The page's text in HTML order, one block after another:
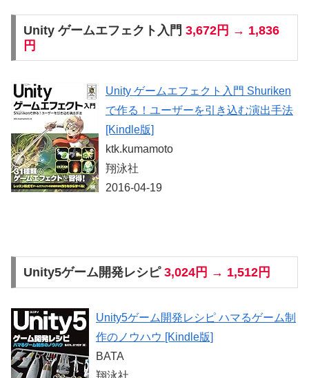
Unity ゲームエフェクト入門 3,672円 → 1,836
円
Unity ゲームエフェクト入門 Shuriken
で作る！ユーザーを引き込む演出手法
[Kindle版]
ktk.kumamoto
翔泳社
2016-04-19
Unity5ゲーム開発レシピ 3,024円 → 1,512円
Unity5ゲーム開発レシピ ハマるゲーム制
作のノウハウ [Kindle版]
BATA
翔泳社